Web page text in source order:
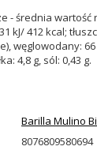
- średnia wartość
kJ/ 412 kcal;
węglowodany:
4,8 g, sól: 0,43 g.
Barilla Mulino
8076809580694